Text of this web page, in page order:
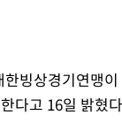
빙상경기연맹
다고 16일 밝혔